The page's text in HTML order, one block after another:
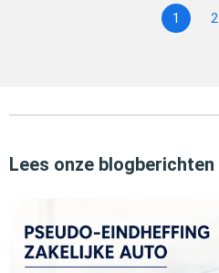
1 2
Lees onze blogberichten